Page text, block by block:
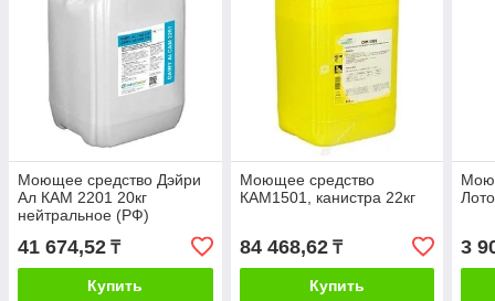
Моющее средство Дэйри
Ал КАМ 2201 20кг
нейтральное (РФ)
41 674,52 ₸
Купить
Моющее средство
КАМ1501, канистра 22кг
84 468,62₸
Купить
3